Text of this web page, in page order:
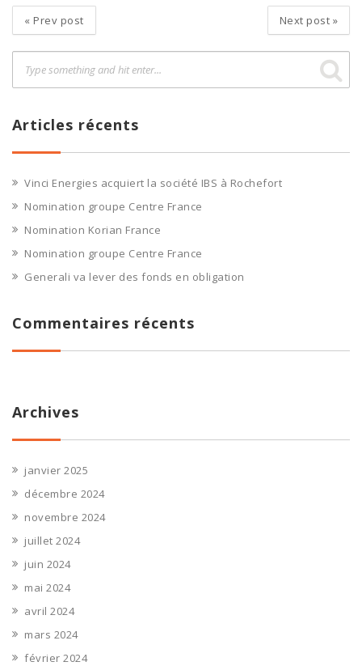
« Prev post Next post »
Articles récents
Vinci Energies acquiert la société IBS à Rochefort
Nomination groupe Centre France
Nomination Korian France
Nomination groupe Centre France
Generali va lever des fonds en obligation
Commentaires récents
Archives
janvier 2025
décembre 2024
novembre 2024
juillet 2024
juin 2024
mai 2024
avril 2024
mars 2024
février 2024